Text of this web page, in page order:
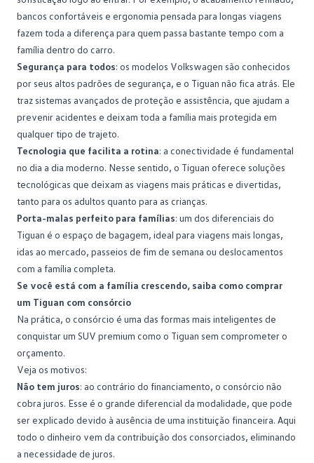
bancos confortáveis e ergonomia pensada para longas viagens
fazem toda a diferença para quem passa bastante tempo com a
família dentro do carro.
Segurança para todos: os modelos Volkswagen são conhecidos
por seus altos padrões de segurança, e o Tiguan não fica atrás. Ele
traz sistemas avançados de proteção e assistência, que ajudam a
prevenir acidentes e deixam toda a família mais protegida em
qualquer tipo de trajeto.
Tecnologia que facilita a rotina: a conectividade é fundamental
no dia a dia moderno. Nesse sentido, o Tiguan oferece soluções
tecnológicas que deixam as viagens mais práticas e divertidas,
tanto para os adultos quanto para as crianças.
Porta-malas perfeito para famílias: um dos diferenciais do
Tiguan é o espaço de bagagem, ideal para viagens mais longas,
idas ao mercado, passeios de fim de semana ou deslocamentos
com a família completa.
Se você está com a família crescendo, saiba como comprar
um Tiguan com consórcio
Na prática, o consórcio é uma das formas mais inteligentes de
conquistar um SUV premium como o Tiguan sem comprometer o
orçamento.
Veja os motivos:
Não tem juros: ao contrário do financiamento, o consórcio não
cobra juros. Esse é o grande diferencial da modalidade, que pode
ser explicado devido à ausência de uma instituição financeira. Aqui
todo o dinheiro vem da contribuição dos consorciados, eliminando
a necessidade de juros.